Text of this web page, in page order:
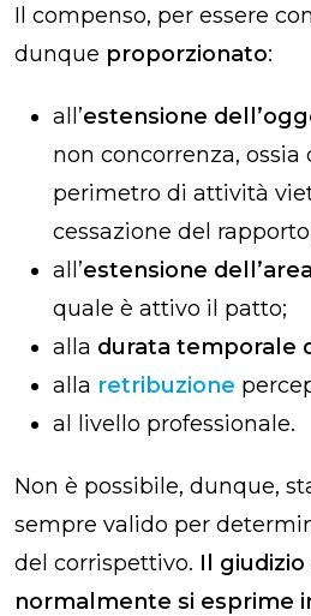
Il compenso, per essere
dunque proporzionato:
all’estensione
non concorrenza, ossia
perimetro di attività
cessazione del
all’estensione
quale è attivo il patto;
alla durata temporale
alla retribuzione
al livello professionale.
Non è possibile, dunque,
sempre valido per
del corrispettivo. Il
normalmente si esprime